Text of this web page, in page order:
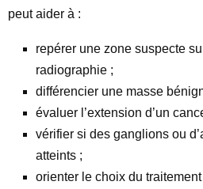
peut aider à :
repérer une zone suspecte
radiographie ;
différencier une masse
évaluer l’extension d’un
vérifier si des ganglions ou
atteints ;
orienter le choix du